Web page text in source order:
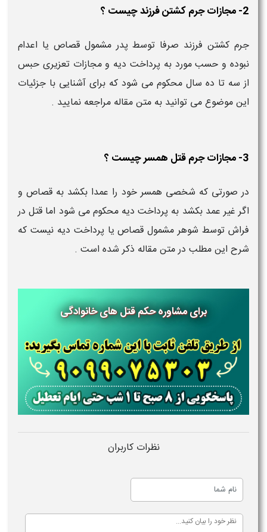
2- مجازات جرم کشتن فرزند چیست ؟
جرم کشتن فرزند صرفا توسط پدر مشمول قصاص یا اعدام
نبوده و حسب مورد به پرداخت دیه و مجازات تعزیری حبس
از سه تا ده سال محکوم می شود که برای آشنایی با جزئیات
این موضوع می توانید به متن مقاله مراجعه نمایید .
3- مجازات جرم قتل همسر چیست ؟
در صورتی که شخصی همسر خود را عمدا بکشد به قصاص و
اگر غیر عمد بکشد به پرداخت دیه محکوم می شود اما قتل در
فراش توسط شوهر مشمول قصاص یا پرداخت دیه نیست که
شرح این مطلب در متن مقاله ذکر شده است .
برای مشاوره حکم قتل های خانوادگی
نظرات کاربران